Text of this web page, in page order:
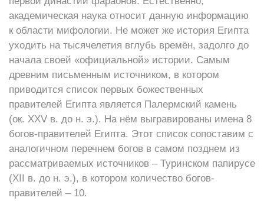
академическая наука относит данную информацию
к области мифологии. Не может же история Египта
уходить на тысячелетия вглубь времён, задолго до
начала своей «официальной» истории. Самым
древним письменным источником, в котором
приводится список первых божественных
правителей Египта является Палермский камень
(ок. XXV в. до н. э.). На нём выгравированы имена 8
богов-правителей Египта. Этот список сопоставим с
аналогичном перечнем богов в самом позднем из
рассматриваемых источников – Туринском папирусе
(XII в. до н. э.), в котором количество богов-
правителей – 10.